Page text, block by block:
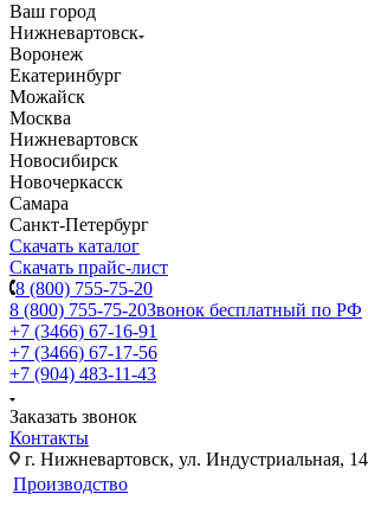
Ваш город
Нижневартовск
Воронеж
Екатеринбург
Можайск
Москва
Нижневартовск
Новосибирск
Новочеркасск
Самара
Санкт-Петербург
Скачать каталог
Скачать прайс-лист
8 (800) 755-75-20
8 (800) 755-75-20Звонок бесплатный по РФ
+7 (3466) 67-16-91
+7 (3466) 67-17-56
+7 (904) 483-11-43
Заказать звонок
Контакты
г. Нижневартовск, ул. Индустриальная,
Производство